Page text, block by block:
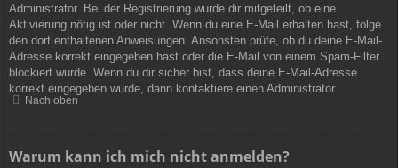
Administrator. Bei der Registrierung wurde dir mitgeteilt, ob eine
Aktivierung nötig ist oder nicht. Wenn du eine E-Mail erhalten hast, folge
den dort enthaltenen Anweisungen. Ansonsten prüfe, ob du deine E-Mail-
Adresse korrekt eingegeben hast oder die E-Mail von einem Spam-Filter
blockiert wurde. Wenn du dir sicher bist, dass deine E-Mail-Adresse
korrekt eingegeben wurde, dann kontaktiere einen Administrator.
Nach oben
Warum kann ich mich nicht anmelden?